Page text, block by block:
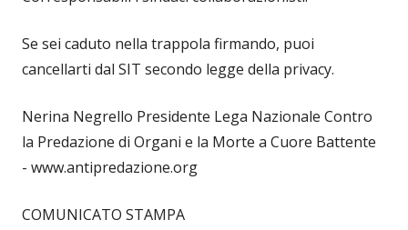
Se sei caduto nella trappola firmando, puoi
cancellarti dal SIT secondo legge della privacy.
Nerina Negrello Presidente Lega Nazionale Contro
la Predazione di Organi e la Morte a Cuore Battente
- www.antipredazione.org
COMUNICATO STAMPA